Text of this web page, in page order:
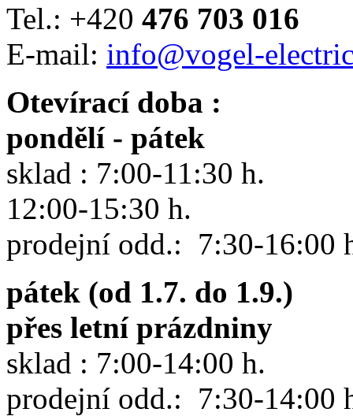
Tel.: +420 476 703 016
E-mail: info@vogel-
Otevírací doba :
pondělí - pátek
sklad : 7:00-11:30 h.
12:00-15:30 h.
prodejní odd.: 7:30-16:00
pátek (od 1.7. do 1.9.)
přes letní prázdniny
sklad : 7:00-14:00 h.
prodejní odd.: 7:30-14:00